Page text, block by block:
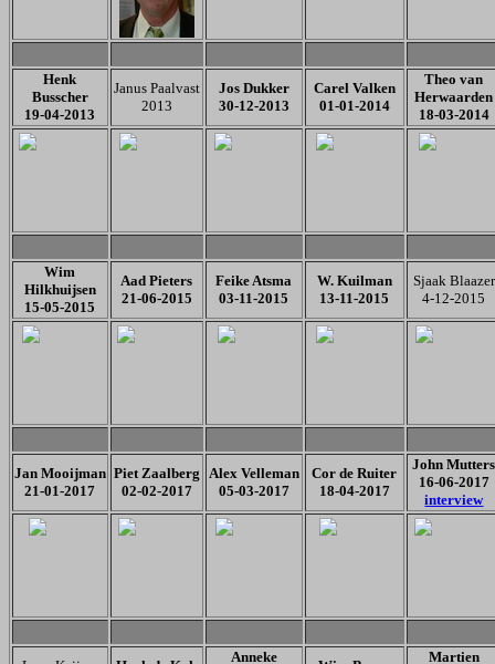
Henk
Busscher
19-04-2013
Janus Paalvast
2013
Jos Dukker
30-12-2013
Carel Valken
01-01-2014
Theo van
Herwaarden
18-03-2014
Wim
Hilkhuijsen
15-05-2015
Aad Pieters
21-06-2015
Feike Atsma
03-11-2015
W. Kuilman
13-11-2015
Sjaak Blaazer
4-12-2015
Jan Mooijman
21-01-2017
Piet Zaalberg
02-02-2017
Alex Velleman
05-03-2017
Cor de Ruiter
18-04-2017
John Mutters
16-06-2017
interview
Anneke Martien